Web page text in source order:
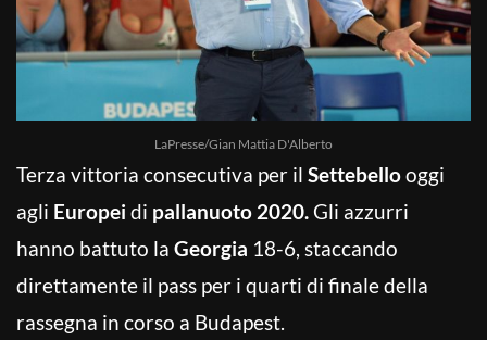
LaPresse/Gian Mattia D'Alberto
Terza vittoria consecutiva per il Settebellooggi
agli Europei di pallanuoto 2020.Gli azzurri
hanno battuto la Georgia 18-6, staccando
direttamente il pass per i quarti di finale della
rassegna in corso a Budapest.